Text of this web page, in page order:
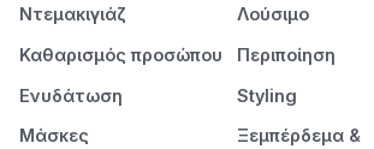
Ντεμακιγιάζ
Καθαρισμός προσώπου
Ενυδάτωση
Μάσκες
Λούσιμο
Περιποίηση
Styling
Ξεμπέρδεμα &